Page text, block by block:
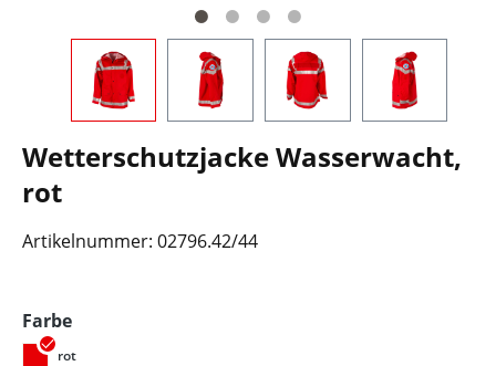
Wetterschutzjacke Wasserwacht,
rot
Artikelnummer: 02796.42/44
Farbeauswählen
rot